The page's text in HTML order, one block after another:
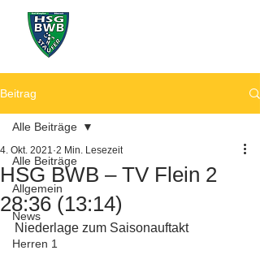
Beitrag
Alle Beiträge
Allgemein
News
Herren 1
Alle Beiträge
HSG BWB – TV Flein 2
28:36 (13:14)
4. Okt. 2021 2 Min. Lesezeit
Niederlage zum Saisonauftakt